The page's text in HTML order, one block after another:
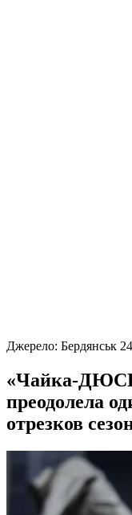
Джерело: Бердянськ 24
«Чайка-
преодолела
отрезков